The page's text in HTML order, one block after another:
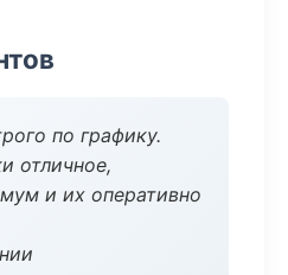
по графику.
отличное,
и их оперативно